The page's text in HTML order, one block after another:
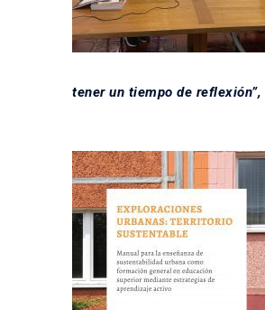
tener un tiempo de reflexión”,